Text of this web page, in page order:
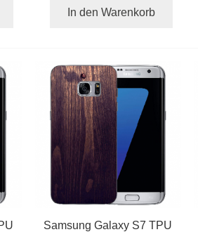
In den Warenkorb
Samsung Galaxy S7 TPU